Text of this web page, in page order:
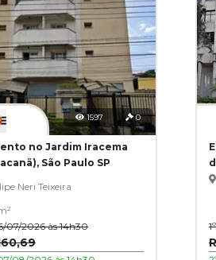
1597 0
no Jardim Iracema
São Paulo SP
Neri Teixeira
07/2026 às 14h30